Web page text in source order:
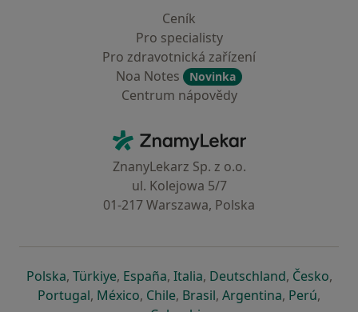
Ceník
Pro specialisty
Pro zdravotnická zařízení
Noa Notes
Novinka
Centrum nápovědy
ZnamyLekar - Hlavní stránka
ZnanyLekarz Sp. z o.o.
ul. Kolejowa 5/7
01-217 Warszawa, Polska
Polskase otevře v nové záložce
, Türkiyese otevře v nové záložce
, Españase otevře v nové záložce
, Italiase otevře v nové záložce
, Deutschlandse otevře v
, Českose
,
Portugalse otevře v nové záložce
, Méxicose otevře v nové záložce
, Chilese otevře v nové záložce
, Brasilse otevře v nové
, Argentinase otevře v
, Perúse
,